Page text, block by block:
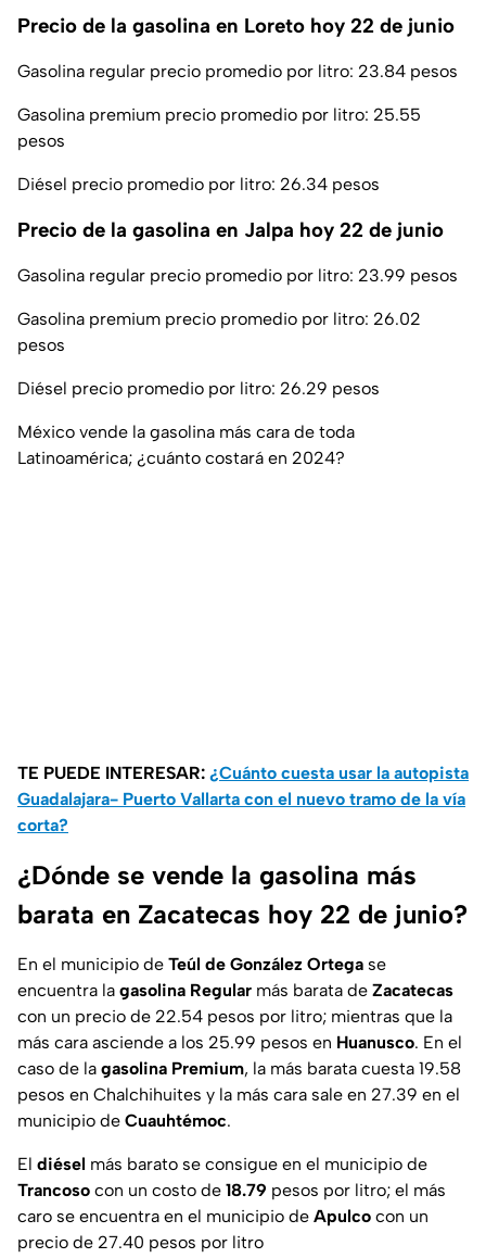
Precio de la gasolina en Loreto hoy 22 de junio
Gasolina regular precio promedio por litro: 23.84 pesos
Gasolina premium precio promedio por litro: 25.55
pesos
Diésel precio promedio por litro: 26.34 pesos
Precio de la gasolina en Jalpa hoy 22 de junio
Gasolina regular precio promedio por litro: 23.99 pesos
Gasolina premium precio promedio por litro: 26.02
pesos
Diésel precio promedio por litro: 26.29 pesos
México vende la gasolina más cara de toda
Latinoamérica; ¿cuánto costará en 2024?
TE PUEDE INTERESAR: ¿Cuánto cuesta usar la autopista
Guadalajara- Puerto Vallarta con el nuevo tramo de la vía
corta?
¿Dónde se vende la gasolina más
barata en Zacatecas hoy 22 de junio?
En el municipio de Teúl de González Ortega se
encuentra la gasolina Regular más barata de Zacatecas
con un precio de 22.54 pesos por litro; mientras que la
más cara asciende a los 25.99 pesos en Huanusco. En el
caso de la gasolina Premium, la más barata cuesta 19.58
pesos en Chalchihuites y la más cara sale en 27.39 en el
municipio de Cuauhtémoc.
El diésel más barato se consigue en el municipio de
Trancoso con un costo de 18.79 pesos por litro; el más
caro se encuentra en el municipio de Apulco con un
precio de 27.40 pesos por litro